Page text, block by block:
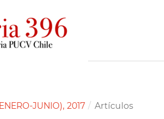
JUNIO), 2017 / Artículos